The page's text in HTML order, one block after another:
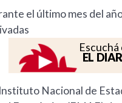
el último mes del
EL
Nacional de